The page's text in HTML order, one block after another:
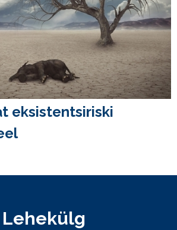
eksistentsiriski
Lehekülg